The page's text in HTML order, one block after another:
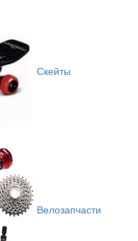
Скейты
Велозапчасти